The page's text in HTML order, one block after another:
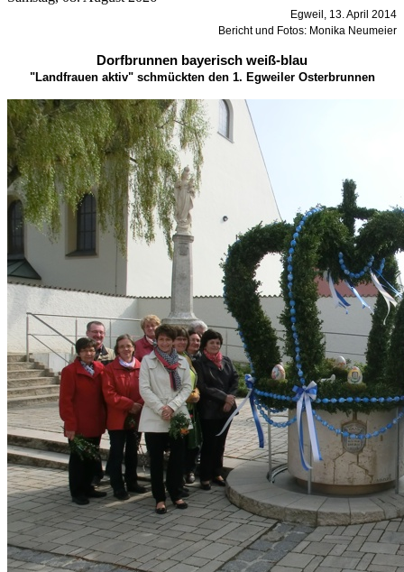
Egweil, 13. April 2014
Bericht und Fotos: Monika Neumeier
Dorfbrunnen bayerisch weiß-blau
"Landfrauen aktiv" schmückten den 1. Egweiler Osterbrunnen